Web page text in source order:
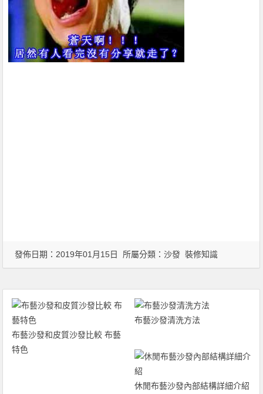
發佈日期：2019年01月15日 所屬分類：沙發 裝修知識
布藝沙發和皮質沙發比較 布藝
特色
布藝沙發清洗方法
休閒布藝沙發內部結構詳細介紹